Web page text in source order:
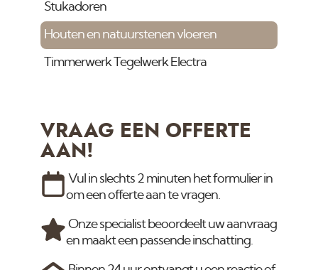
Stukadoren
Houten en natuurstenen vloeren
Timmerwerk Tegelwerk Electra
VRAAG EEN OFFERTE
AAN!
Vul in slechts 2 minuten het formulier in
om een offerte aan te vragen.
Onze specialist beoordeelt uw aanvraag
en maakt een passende inschatting.